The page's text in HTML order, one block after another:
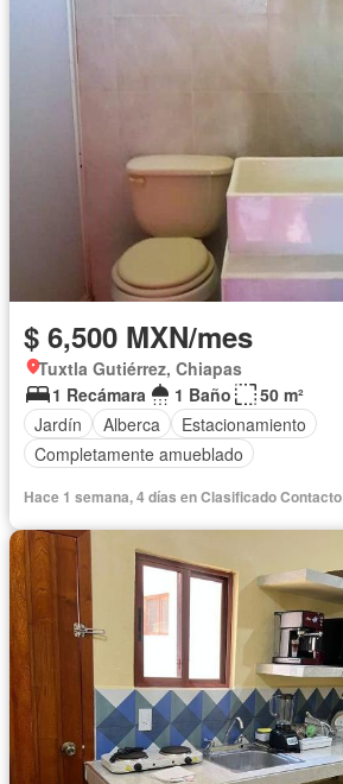
$ 6,500 MXN/mes
Tuxtla Gutiérrez, Chiapas
1 Recámara
1 Baño
50 m²
Jardín
Alberca
Estacionamiento
Completamente amueblado
Hace 1 semana, 4 días en Clasificado Contacto